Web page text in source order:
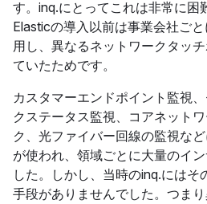
す。inq.にとってこれは非常に困
Elasticの導入以前は事業会社ご
用し、異なるネットワークタッ
ていたためです。
カスタマーエンドポイント監視
クステータス監視、コアネット
ク、光ファイバー回線の監視な
が使われ、領域ごとに大量のイ
した。しかし、当時のinq.にはそ
手段がありませんでした。つま